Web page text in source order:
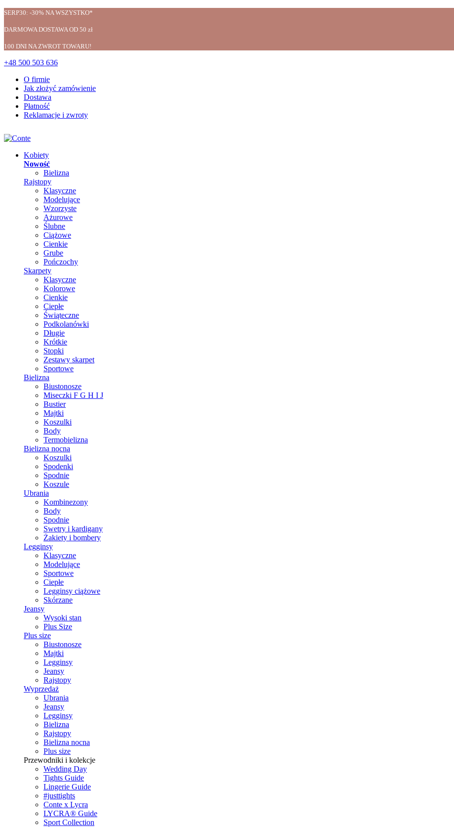
SERP30: -30% NA WSZYSTKO*
DARMOWA DOSTAWA OD 50 zł
100 DNI NA ZWROT TOWARU!
+48 500 503 636
O firmie
Jak złożyć zamówienie
Dostawa
Płatność
Reklamacje i zwroty
Kobiety
Nowość
Bielizna
Rajstopy
Klasyczne
Modelujące
Wzorzyste
Ażurowe
Ślubne
Ciążowe
Cienkie
Grube
Pończochy
Skarpety
Klasyczne
Kolorowe
Cienkie
Ciepłe
Świąteczne
Podkolanówki
Długie
Krótkie
Stopki
Zestawy skarpet
Sportowe
Bielizna
Biustonosze
Miseczki F G H I J
Bustier
Majtki
Koszulki
Body
Termobielizna
Bielizna nocna
Koszulki
Spodenki
Spodnie
Koszule
Ubrania
Kombinezony
Body
Spodnie
Swetry i kardigany
Żakiety i bombery
Legginsy
Klasyczne
Modelujące
Sportowe
Ciepłe
Legginsy ciążowe
Skórzane
Jeansy
Wysoki stan
Plus Size
Plus size
Biustonosze
Majtki
Legginsy
Jeansy
Rajstopy
Wyprzedaż
Ubrania
Jeansy
Legginsy
Bielizna
Rajstopy
Bielizna nocna
Plus size
Przewodniki i kolekcje
Wedding Day
Tights Guide
Lingerie Guide
#justtights
Conte x Lycra
LYCRA® Guide
Sport Сollection